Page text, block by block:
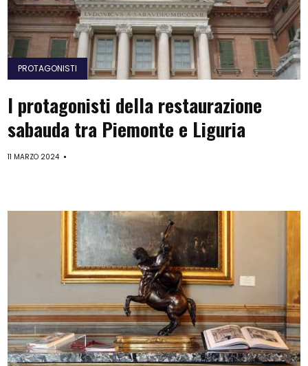
PROTAGONISTI
I protagonisti della restaurazione
sabauda tra Piemonte e Liguria
11 MARZO 2024